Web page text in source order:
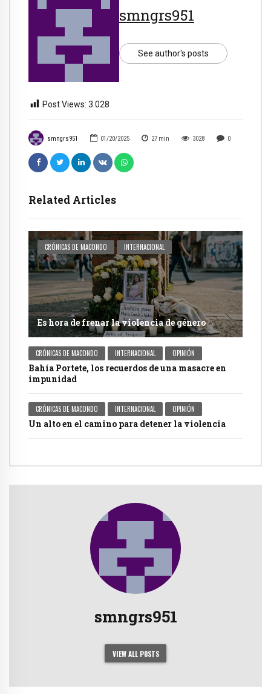
smngrs951 01/20/2025 27 min 3028 0
Related Articles
CRÓNICAS DE MACONDO INTERNACIONAL
Es hora de frenar la violencia de género
CRÓNICAS DE MACONDO INTERNACIONAL OPINIÓN
Bahía Portete, los recuerdos de una masacre en
impunidad
CRÓNICAS DE MACONDO INTERNACIONAL OPINIÓN
Un alto en el camino para detener la violencia
smngrs951
See author's posts
Post Views: 3.028
smngrs951
VIEW ALL POSTS